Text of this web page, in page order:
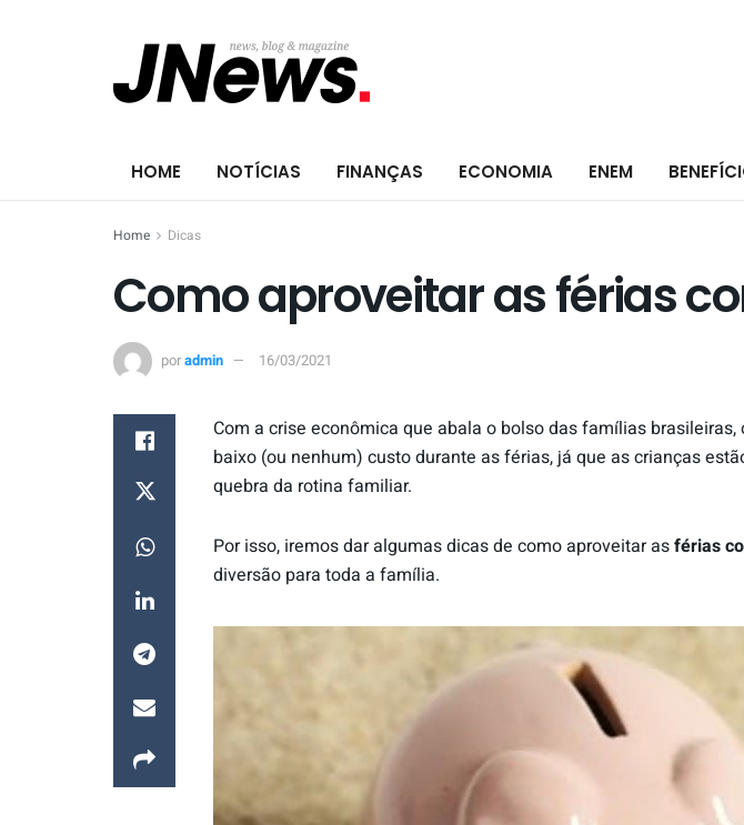
HOME NOTÍCIAS FINANÇAS ECONOMIA ENEM
Home Dicas
Como aproveitar as férias
poradmin 16/03/2021
Com a crise econômica que abala o bolso das famílias
baixo (ou nenhum) custo durante as férias, já que as crianças
quebra da rotina familiar.
Por isso, iremos dar algumas dicas de como aproveitar asférias
diversão para toda a família.